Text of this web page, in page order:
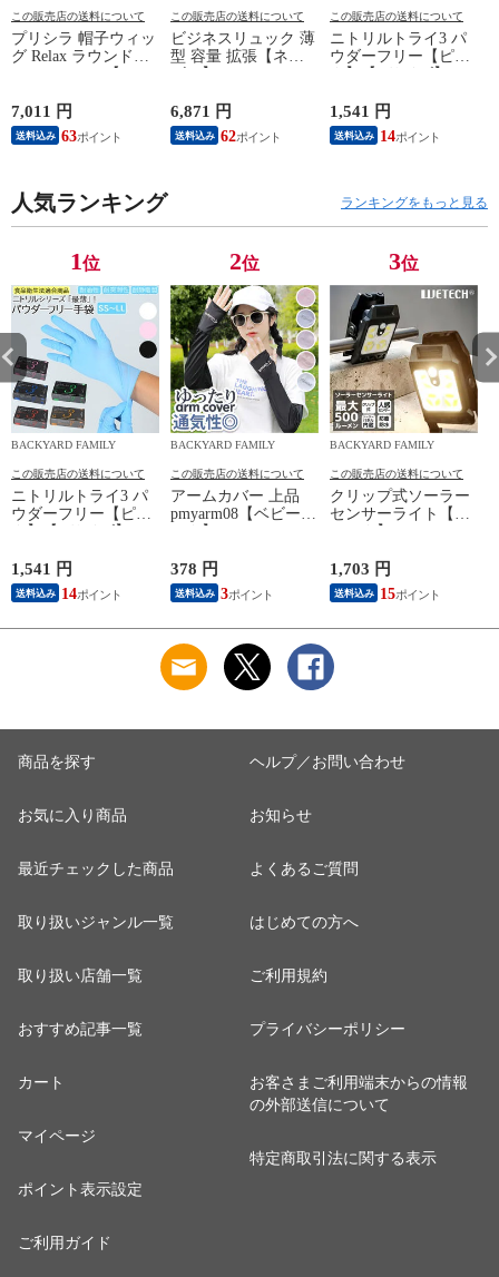
この販売店の送料について
プリシラ 帽子ウィッ
グ Relax ラウンドマ
ッシュ BO-05【TDB/
ン】
7,011 円
送料込み 63
この販売店の送料について
ビジネスリュック 薄
型 容量 拡張【ネイ
ビー】
6,871 円
送料込み 62
この販売店の送料について
ニトリルトライ3 パ
ウダーフリー【ピン
ク】【Lサイズ】
1,541 円
送料込み 14
人気ランキング ランキングをもっと見る
1位
BACKYARD FAMILY
この販売店の送料について
ニトリルトライ3 パ
ウダーフリー【ピン
ク】【Lサイズ】
1,541 円
送料込み 14
2位
BACKYARD FAMILY
この販売店の送料について
アームカバー 上品
pmyarm08【ベビーピ
ンク】
378 円
送料込み 3
3位
BACKYARD FAMILY
この販売店の送料について
クリップ式ソーラー
センサーライト【ブ
ラック】
1,703 円
送料込み 15
商品を探す
お気に入り商品
最近チェックした商品
取り扱いジャンル一覧
取り扱い店舗一覧
おすすめ記事一覧
カート
マイページ
ポイント表示設定
ご利用ガイド
ヘルプ／お問い合わせ
お知らせ
よくあるご質問
はじめての方へ
ご利用規約
プライバシーポリシー
お客さまご利用端末からの情報
の外部送信について
特定商取引法に関する表示